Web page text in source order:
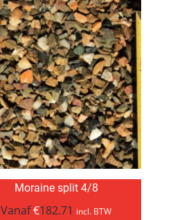
Moraine split 4/8
Vanaf€182.71 incl. BTW